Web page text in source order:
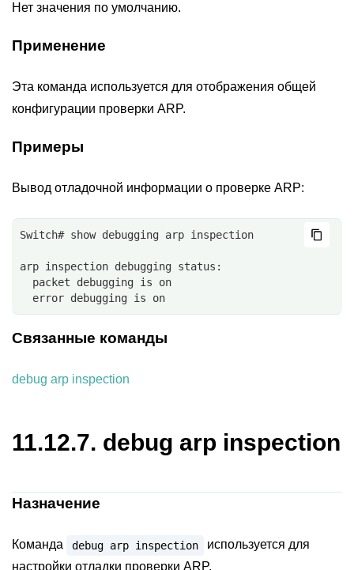
Нет значения по умолчанию.
Применение
Эта команда используется для отображения общей
конфигурации проверки ARP.
Примеры
Вывод отладочной информации о проверке ARP:
Switch# show debugging arp inspection
arp inspection debugging status:
  packet debugging is on
  error debugging is on
Связанные команды
debug arp inspection
11.12.7. debug arp inspection
Назначение
Команда debug arp inspection
используется для
настройки отладки проверки ARP.